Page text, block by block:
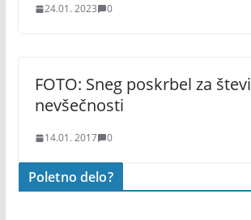
24.01. 2023 0
FOTO: Sneg poskrbel za
nevšečnosti
14.01. 2017 0
Poletno delo?